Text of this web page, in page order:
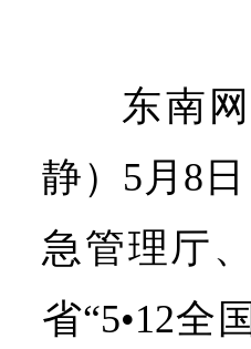
东南
静）5月8
急管理厅
省“5•12全